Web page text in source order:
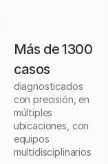
Más de 1300
casos
diagnosticados
con precisión, en
múltiples
ubicaciones, con
equipos
multidisciplinarios